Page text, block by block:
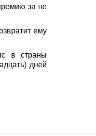
за не
ему
в страны
дней